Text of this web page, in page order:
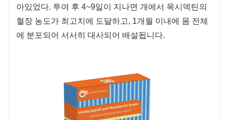
아있었다. 투여 후 4~9일이 지나면 개에서 목시덱틴의
혈장 농도가 최고치에 도달하고, 1개월 이내에 몸 전체
에 분포되어 서서히 대사되어 배설됩니다.